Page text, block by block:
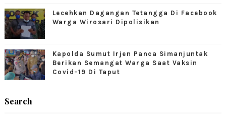
Lecehkan Dagangan Tetangga Di Facebook
Warga Wirosari Dipolisikan
Kapolda Sumut Irjen Panca Simanjuntak
Berikan Semangat Warga Saat Vaksin
Covid-19 Di Taput
Search